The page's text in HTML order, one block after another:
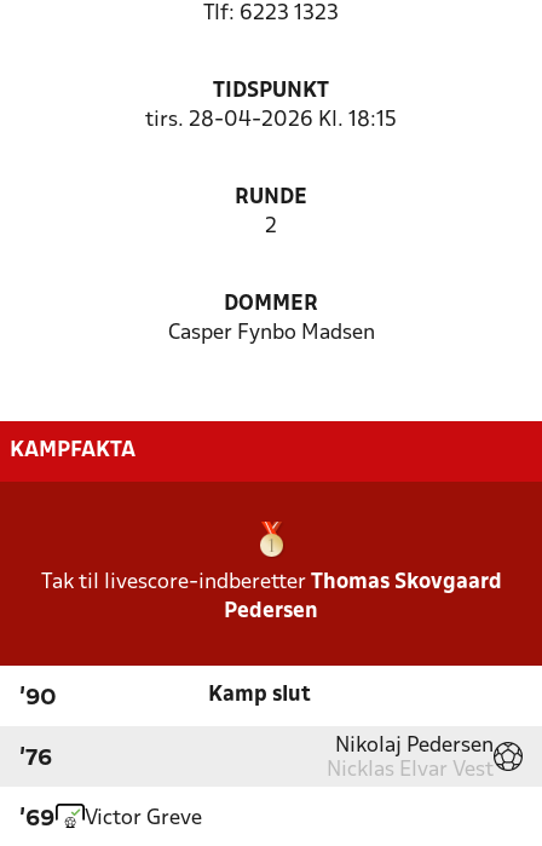
Tlf: 6223 1323
TIDSPUNKT
tirs. 28-04-2026 Kl. 18:15
RUNDE
2
DOMMER
Casper Fynbo Madsen
KAMPFAKTA
Tak til livescore-indberetter Thomas Skovgaard
Pedersen
'90 Kamp slut
'76
Nikolaj Pedersen
Nicklas Elvar Vest
'69 Victor Greve